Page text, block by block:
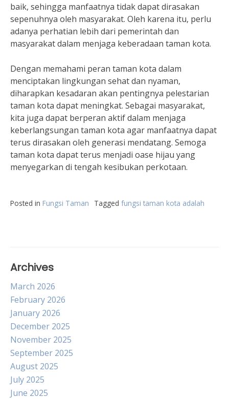
baik, sehingga manfaatnya tidak dapat dirasakan
sepenuhnya oleh masyarakat. Oleh karena itu, perlu
adanya perhatian lebih dari pemerintah dan
masyarakat dalam menjaga keberadaan taman kota.
Dengan memahami peran taman kota dalam
menciptakan lingkungan sehat dan nyaman,
diharapkan kesadaran akan pentingnya pelestarian
taman kota dapat meningkat. Sebagai masyarakat,
kita juga dapat berperan aktif dalam menjaga
keberlangsungan taman kota agar manfaatnya dapat
terus dirasakan oleh generasi mendatang. Semoga
taman kota dapat terus menjadi oase hijau yang
menyegarkan di tengah kesibukan perkotaan.
Posted in Fungsi Taman Tagged fungsi taman kota adalah
Archives
March 2026
February 2026
January 2026
December 2025
November 2025
September 2025
August 2025
July 2025
June 2025